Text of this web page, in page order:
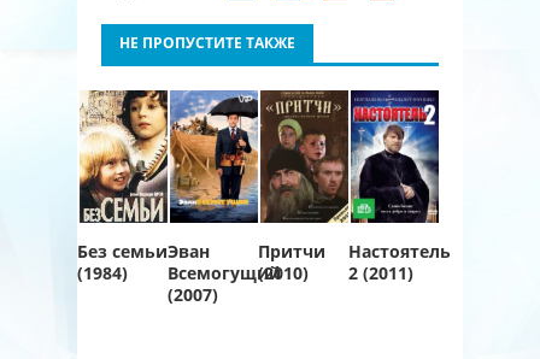
НЕ ПРОПУСТИТЕ ТАКЖЕ
Без семьи
(1984)
Эван
Всемогущий
(2007)
Притчи
(2010)
Настоятель
2 (2011)